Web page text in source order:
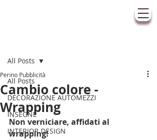
All Posts
DECORAZIONE AUTOMEZZI
INSEGNE
INTERIOR DESIGN
All Posts
Cambio colore -
Wrapping
Perino Pubblicità
Non verniciare, affidati al
wrapping!